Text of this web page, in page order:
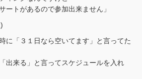
ートがあるので参加出来ません」
に「３１日なら空いてます」と言ってた
出来る」と言ってスケジュールを入れ